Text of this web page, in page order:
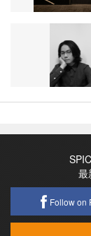
最
Follow on